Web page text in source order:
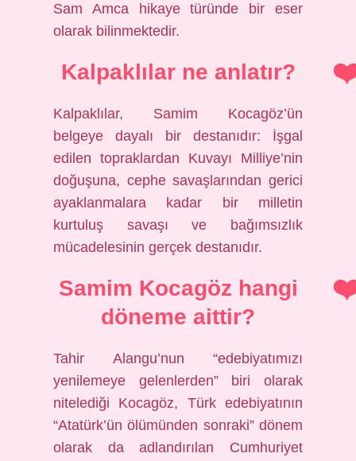
Sam Amca hikaye türünde bir eser
olarak bilinmektedir.
Kalpaklılar ne anlatır?
Kalpaklılar, Samim Kocagöz’ün
belgeye dayalı bir destanıdır: İşgal
edilen topraklardan Kuvayı Milliye’nin
doğuşuna, cephe savaşlarından gerici
ayaklanmalara kadar bir milletin
kurtuluş savaşı ve bağımsızlık
mücadelesinin gerçek destanıdır.
Samim Kocagöz hangi
döneme aittir?
Tahir Alangu’nun “edebiyatımızı
yenilemeye gelenlerden” biri olarak
nitelediği Kocagöz, Türk edebiyatının
“Atatürk’ün ölümünden sonraki” dönem
olarak da adlandırılan Cumhuriyet